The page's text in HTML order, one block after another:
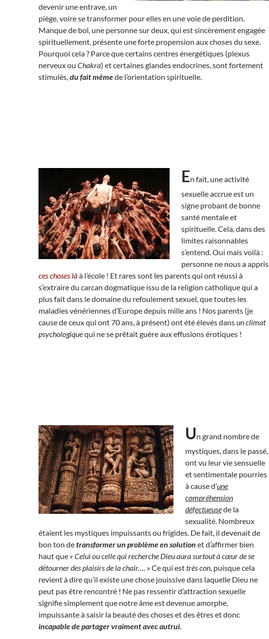
devenir une entrave, un
piège, voire se transformer pour elles en une voie de perdition.
Manque de bol, une personne sur deux, qui est sincèrement engagée
spirituellement, présente une forte propension aux choses du sexe.
Pourquoi cela ? Parce que certains centres énergétiques (plexus
nerveux ou Chakra) et certaines glandes endocrines, sont fortement
stimulés,du fait mêmede l’orientation spirituelle.
En fait, une activité
sexuelle accrue est un
signe probant de bonne
santé mentale et
spirituelle. Cela, dans des
limites raisonnables
s’entend. Oui mais voilà :
personne ne nous a appris
ces choses làà l’école ! Et rares sont les parents qui ont réussi à
s’extraire du carcan dogmatique issu de la religion catholique qui a
plus fait dans le domaine du refoulement sexuel, que toutes les
maladies vénériennes d’Europe depuis mille ans ! Nos parents (je
cause de ceux qui ont 70 ans, à présent) ont été élevés dansun climat
psychologiquequi ne se prêtait guère aux effusions érotiques !
Un grand nombre de
mystiques, dans le passé,
ont vu leur vie sensuelle
et sentimentale pourries
à cause d’une
compréhension
défectueusede la
sexualité. Nombreux
étaient les mystiques impuissants ou frigides. De fait, il devenait de
bon ton detransformer un problème en solution et d’affirmer bien
haut que « Celui ou celle qui recherche Dieu aura surtout à cœur de se
détourner des plaisirs de la chair…. » Ce qui esttrès con, puisque cela
revient à dire qu’il existe une chose jouissive dans laquelle Dieu ne
peut pas être rencontré ! Ne pas ressentir d’attraction sexuelle
signifie simplement que notre âme est devenue amorphe,
impuissante à saisir la beauté des choses et des êtres et donc
incapable de partager vraiment avec autrui.